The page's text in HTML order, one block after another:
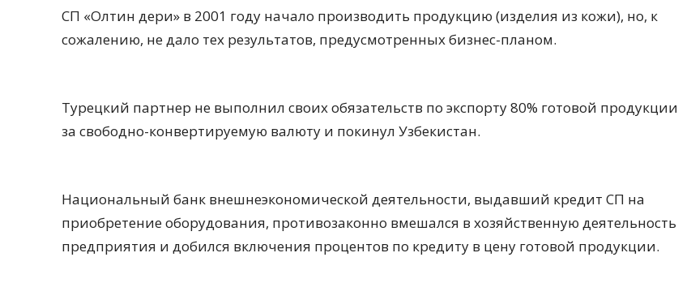
СП «Олтин дери» в 2001 году начало производить продукцию (изделия из кожи), но, к
сожалению, не дало тех результатов, предусмотренных бизнес-планом.
Турецкий партнер не выполнил своих обязательств по экспорту 80% готовой продукции
за свободно-конвертируемую валюту и покинул Узбекистан.
Национальный банк внешнеэкономической деятельности, выдавший кредит СП на
приобретение оборудования, противозаконно вмешался в хозяйственную деятельность
предприятия и добился включения процентов по кредиту в цену готовой продукции.